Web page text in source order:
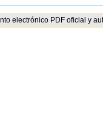
electrónico PDF oficial y